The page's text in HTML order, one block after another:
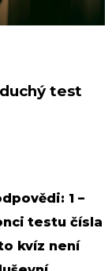
test
1 –
testu čísla
kvíz není